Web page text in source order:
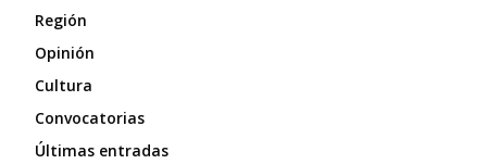
Región
Opinión
Cultura
Convocatorias
Últimas entradas